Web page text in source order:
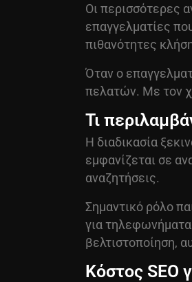
Οι περισσότερες
επαγγελματίες
πιθανότητες
Όταν ο
πελατών. Με τον
Τι
Η διαδικασία
εμφανίζεται σε
αναζητήσεις.
Σημαντικό ρόλο
για
βελτιστοποίηση,
Κόστος SEO